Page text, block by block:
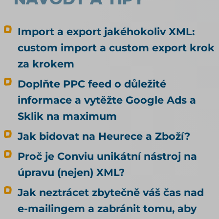
když se na to zeptali novináři, obchod
se tedy rozhodl vědomě. Alza zjistila, že za ni
rozhodlo nastavení, které kvůli agentům nikdo
nedělal. Rada, kterou k tomu na internetu
najdete, bývá pořád stejná: dejte do pořádku
produktová data. Je to dobrá rada, jen
odpovídá na jinou otázku, než si většina lidí
myslí. Kvalitní data rozhodují o tom, jestli vás
umělá inteligence doporučí. To, jestli u vás
článek je proto o nakupování, ne o
doporučování. Odpovídá na tři otázky: Může u
mě agent nakoupit už dnes, i když jsem to
nikde nepovolil? Co bych musel udělat, aby u
mě mohl nakupovat oficiálně, a vyplatí se to?
Kdo zaplatí škodu, když agent koupí něco
jiného, než měl? Jak vás má umělá inteligence
Import a export jakéhokoliv XML:
custom import a custom export krok
za krokem
Doplňte PPC feed o důležité
informace a vytěžte Google Ads a
Sklik na maximum
Jak bidovat na Heurece a Zboží?
Proč je Conviu unikátní nástroj na
úpravu (nejen) XML?
Jak neztrácet zbytečně váš čas nad
e-mailingem a zabránit tomu, aby